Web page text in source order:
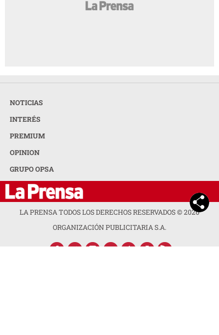
NOTICIAS
INTERÉS
PREMIUM
OPINION
GRUPO OPSA
LA PRENSA TODOS LOS DERECHOS RESERVADOS ©2026
ORGANIZACIÓN PUBLICITARIA S.A.